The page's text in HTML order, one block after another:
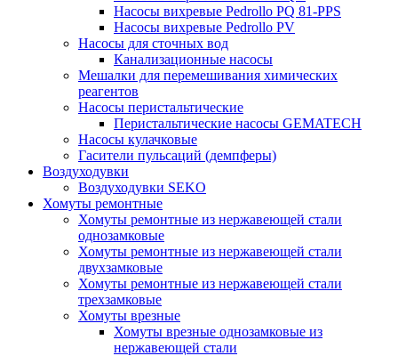
Насосы вихревые Pedrollo PQ 81-PPS
Насосы вихревые Pedrollo PV
Насосы для сточных вод
Канализационные насосы
Мешалки для перемешивания химических
реагентов
Насосы перистальтические
Перистальтические насосы GEMATECH
Насосы кулачковые
Гасители пульсаций (демпферы)
Воздуходувки
Воздуходувки SEKO
Хомуты ремонтные
Хомуты ремонтные из нержавеющей стали
однозамковые
Хомуты ремонтные из нержавеющей стали
двухзамковые
Хомуты ремонтные из нержавеющей стали
трехзамковые
Хомуты врезные
Хомуты врезные однозамковые из
нержавеющей стали